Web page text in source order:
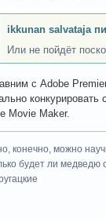
ikkunan salvataja
Или не пойдёт
с Adobe
конкурировать
Movie Maker.
конечно, можно
будет ли медведю